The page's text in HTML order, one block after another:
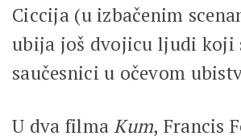
Ciccija (u izbačenim
ubija još dvojicu ljudi koji
saučesnici u očevom
U dva filmaKum, Francis